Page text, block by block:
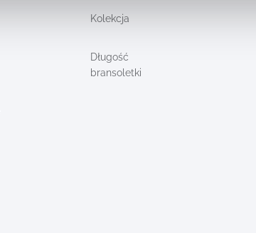
Kolekcja
Długość
bransoletki